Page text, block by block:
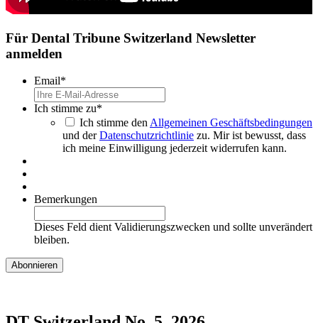
Für Dental Tribune Switzerland Newsletter
anmelden
Email*
Ich stimme zu*
Ich stimme denAllgemeinen Geschäftsbedingungen
und derDatenschutzrichtlinie zu. Mir ist bewusst, dass
ich meine Einwilligung jederzeit widerrufen kann.
Bemerkungen
Dieses Feld dient Validierungszwecken und sollte unverändert
bleiben.